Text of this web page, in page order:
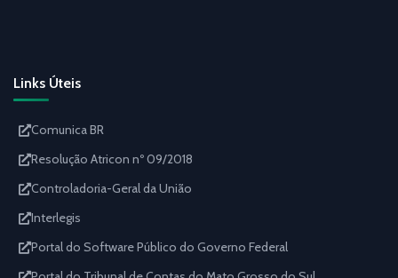
Links Úteis
Comunica BR
Resolução Atricon nº 09/2018
Controladoria-Geral da União
Interlegis
Portal do Software Público do Governo Federal